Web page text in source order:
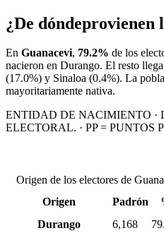
¿De dóndeprovienen
En Guanacevi, 79.2% de los
nacieron en Durango. El resto
(17.0%) y Sinaloa (0.4%). La
mayoritariamente nativa.
ENTIDAD DE NACIMIENTO ·
ELECTORAL. · PP = PUNTOS
Origen de los electores de
Origen
Padrón
Durango
6,168